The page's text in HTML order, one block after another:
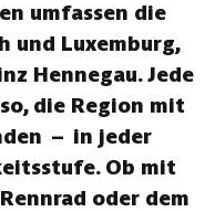
umfassen die
und Luxemburg,
Hennegau. Jede
die Region mit
– in jeder
Ob mit
oder dem